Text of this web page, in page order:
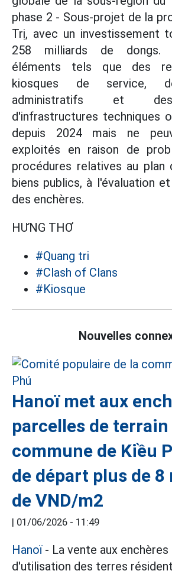
phase 2 - Sous-projet de la
Trị, avec un investissement
258 milliards de dongs.
éléments tels que des
kiosques de service,
administratifs et
d'infrastructures techniques
depuis 2024 mais ne
exploités en raison de
procédures relatives au plan
biens publics, à l'évaluation
des enchères.
HƯNG THƠ
#Quang tri
#Clash of Clans
#Kiosque
Nouvelles
Hanoï met aux
parcelles de terrain
commune de Kiều
de départ plus de
de VND/m2
| 01/06/2026 - 11:49
Hanoï- La vente aux
d'utilisation des terres